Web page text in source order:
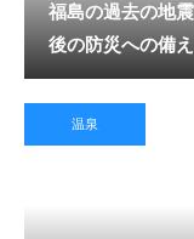
福島の過去の地
後の防災への備え
温泉